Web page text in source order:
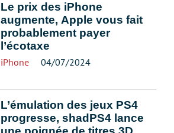
Le prix des iPhone
augmente, Apple vous fait
probablement payer
l’écotaxe
iPhone 04/07/2024
L’émulation des jeux PS4
progresse, shadPS4 lance